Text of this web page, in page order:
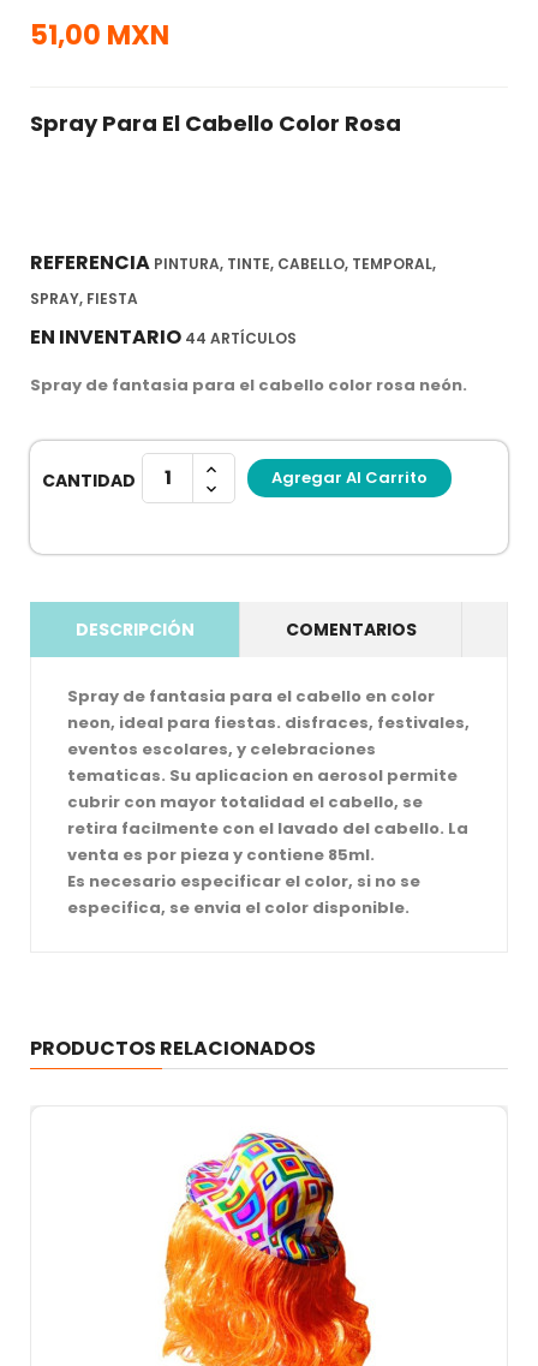
51,00 MXN
Spray Para El Cabello Color Rosa
REFERENCIA PINTURA, TINTE, CABELLO, TEMPORAL,
SPRAY, FIESTA
EN INVENTARIO 44 ARTÍCULOS
Spray de fantasia para el cabello color rosa neón.
CANTIDAD Agregar Al Carrito
DESCRIPCIÓN COMENTARIOS
Spray de fantasia para el cabello en color
neon, ideal para fiestas. disfraces, festivales,
eventos escolares, y celebraciones
tematicas. Su aplicacion en aerosol permite
cubrir con mayor totalidad el cabello, se
retira facilmente con el lavado del cabello. La
venta es por pieza y contiene 85ml.
Es necesario especificar el color, si no se
especifica, se envia el color disponible.
PRODUCTOS RELACIONADOS